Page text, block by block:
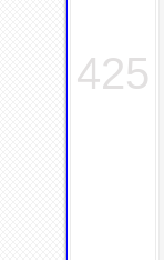
425